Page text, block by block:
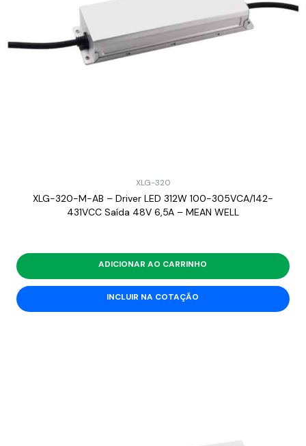
XLG-320
XLG-320-M-AB – Driver LED 312W 100-305VCA/142-
431VCC Saída 48V 6,5A – MEAN WELL
ADICIONAR AO CARRINHO
INCLUIR NA COTAÇÃO